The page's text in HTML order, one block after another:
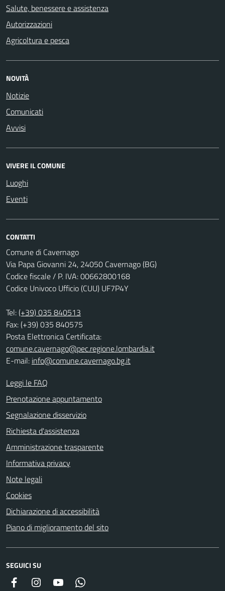
Salute, benessere e assistenza
Autorizzazioni
Agricoltura e pesca
NOVITÀ
Notizie
Comunicati
Avvisi
VIVERE IL COMUNE
Luoghi
Eventi
CONTATTI
Comune di Cavernago
Via Papa Giovanni 24, 24050 Cavernago (BG)
Codice fiscale / P. IVA: 00662800168
Codice Univoco Ufficio (CUU) UF7P4Y
Tel:(+39) 035 840513
Fax: (+39) 035 840575
Posta Elettronica Certificata:
comune.cavernago@pec.regione.lombardia.it
E-mail: info@comune.cavernago.bg.it
Leggi le FAQ
Prenotazione appuntamento
Segnalazione disservizio
Richiesta d'assistenza
Amministrazione trasparente
Informativa privacy
Note legali
Cookies
Dichiarazione di accessibilità
Piano di miglioramento del sito
SEGUICI SU
Facebook InstagramYouTube